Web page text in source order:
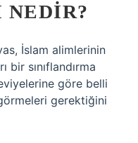
NEDIR?
İslam alimlerinin
sınıflandırma
göre belli
gerektiğini